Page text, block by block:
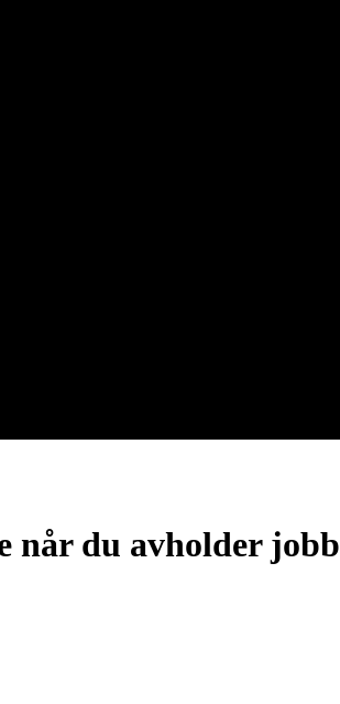
når du avholder